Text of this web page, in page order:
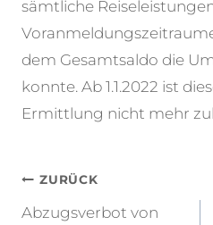
sämtliche
dem Gesamtsaldo die
konnte. Ab 1.1.2022 ist
Ermittlung nicht mehr
ZURÜCK
Abzugsverbot von